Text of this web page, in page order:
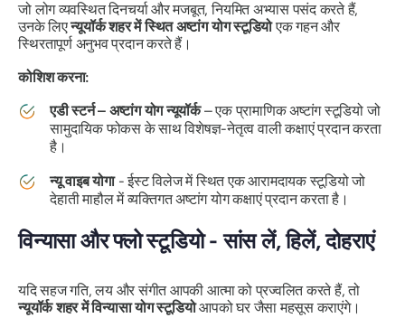
जो लोग व्यवस्थित दिनचर्या और मजबूत, नियमित अभ्यास पसंद करते हैं,
उनके लिएन्यूयॉर्क शहर में स्थित अष्टांग योग स्टूडियोएक गहन और
स्थिरतापूर्ण अनुभव प्रदान करते हैं।
कोशिश करना:
एडी स्टर्न – अष्टांग योग न्यूयॉर्क– एक प्रामाणिक अष्टांग स्टूडियो जो
सामुदायिक फोकस के साथ विशेषज्ञ-नेतृत्व वाली कक्षाएं प्रदान करता
है।
न्यू वाइब योगा- ईस्ट विलेज में स्थित एक आरामदायक स्टूडियो जो
देहाती माहौल में व्यक्तिगत अष्टांग योग कक्षाएं प्रदान करता है।
विन्यासा और फ्लो स्टूडियो - सांस लें, हिलें, दोहराएं
यदि सहज गति, लय और संगीत आपकी आत्मा को प्रज्वलित करते हैं, तो
न्यूयॉर्क शहर में विन्यासा योग स्टूडियोआपको घर जैसा महसूस कराएंगे।